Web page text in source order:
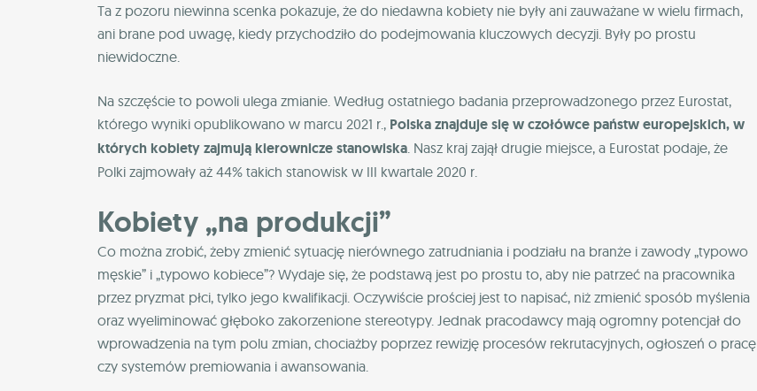
Ta z pozoru niewinna scenka pokazuje, że do niedawna kobiety nie były ani zauważane w wielu firmach,
ani brane pod uwagę, kiedy przychodziło do podejmowania kluczowych decyzji. Były po prostu
niewidoczne.
Na szczęście to powoli ulega zmianie. Według ostatniego badania przeprowadzonego przez Eurostat,
którego wyniki opublikowano w marcu 2021 r., Polska znajduje się w czołówce państw europejskich, w
których kobiety zajmują kierownicze stanowiska . Nasz kraj zajął drugie miejsce, a Eurostat podaje, że
Polki zajmowały aż 44% takich stanowisk w III kwartale 2020 r.
Kobiety „na produkcji”
Co można zrobić, żeby zmienić sytuację nierównego zatrudniania i podziału na branże i zawody „typowo
męskie” i „typowo kobiece”? Wydaje się, że podstawą jest po prostu to, aby nie patrzeć na pracownika
przez pryzmat płci, tylko jego kwalifikacji. Oczywiście prościej jest to napisać, niż zmienić sposób myślenia
oraz wyeliminować głęboko zakorzenione stereotypy. Jednak pracodawcy mają ogromny potencjał do
wprowadzenia na tym polu zmian, chociażby poprzez rewizję procesów rekrutacyjnych, ogłoszeń o pracę
czy systemów premiowania i awansowania.